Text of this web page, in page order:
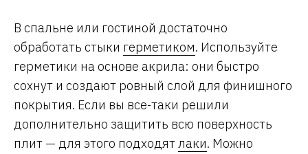
В спальне или гостиной достаточно
обработать стыки герметиком. Используйте
герметики на основе акрила: они быстро
сохнут и создают ровный слой для финишного
покрытия. Если вы все-таки решили
дополнительно защитить всю поверхность
плит — для этого подходятлаки. Можно